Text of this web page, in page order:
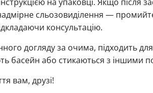
сльозовиділення —
консультацію.
догляду за очима, підходить
басейн або стикаються з
вам, друзі!